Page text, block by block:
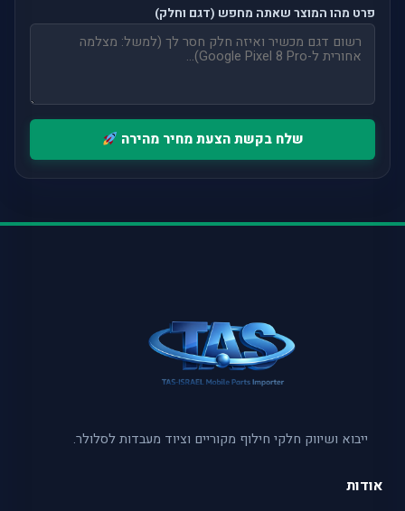
פרט מהו המוצר שאתה מחפש (דגם וחלק)
שלח בקשת הצעת מחיר מהירה
ייבוא ושיווק חלקי חילוף מקוריים וציוד מעבדות לסלולר.
אודות